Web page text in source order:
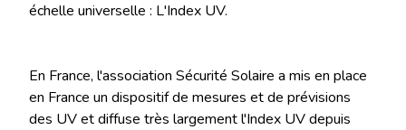
échelle universelle : L'Index UV.
En France, l'association Sécurité Solaire a mis en place
en France un dispositif de mesures et de prévisions
des UV et diffuse très largement l'Index UV depuis